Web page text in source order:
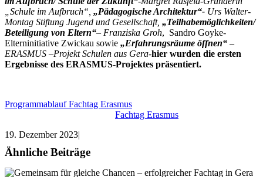
„Schule im Aufbruch“, „Pädagogische Architektur“- Urs Walter-
Montag Stiftung Jugend und Gesellschaft, „Teilhabemöglichkeiten/
Beteiligung von Eltern“– Franziska Groh, Sandro Goyke-
Elterninitiative Zwickau sowie „Erfahrungsräume öffnen“ –
ERASMUS –Projekt Schulen aus Gera-hier wurden die ersten
Ergebnisse des ERASMUS-Projektes präsentiert.
Programmablauf Fachtag Erasmus
Fachtag Erasmus
19. Dezember 2023|
Ähnliche Beiträge